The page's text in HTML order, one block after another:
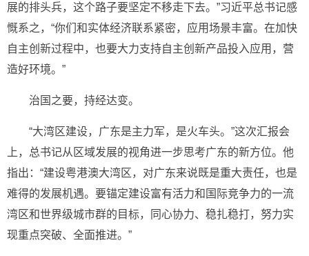
展的排头兵，这个路子要坚定不移走下去。”习近平总书记感
慨系之，“你们和实体经济联系紧密，应用场景丰富。在加快
自主创新过程中，也要大力支持自主创新产品投入应用，营
造好环境。”
治国之要，持经达变。
“大湾区建设，广东是主力军，是火车头。”这次汇报会
上，总书记从区域发展的视角进一步思考广东的新方位。他
指出：“建设粤港澳大湾区，对广东来说既是重大责任，也是
难得的发展机遇。要锚定建设富有活力和国际竞争力的一流
湾区和世界级城市群的目标，同心协力、稳扎稳打，努力实
现重点突破、全面推进。”